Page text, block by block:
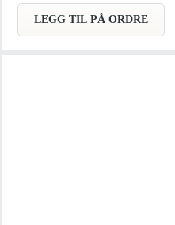
LEGG TIL PÅ ORDRE